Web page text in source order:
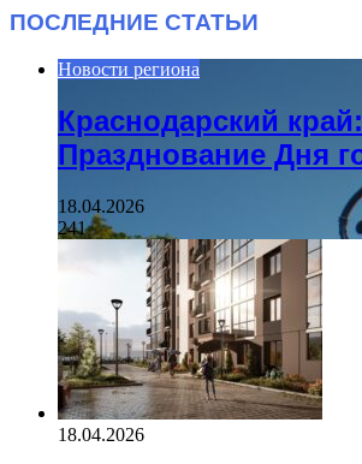
ПОСЛЕДНИЕ СТАТЬИ
Новости региона
Краснодарский край:
Празднование Дня
18.04.2026
241
18.04.2026